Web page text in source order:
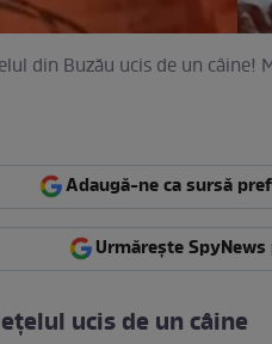
din Buzău ucis de un câine!
Adaugă-ne ca sursă
Urmărește
ucis de un câine